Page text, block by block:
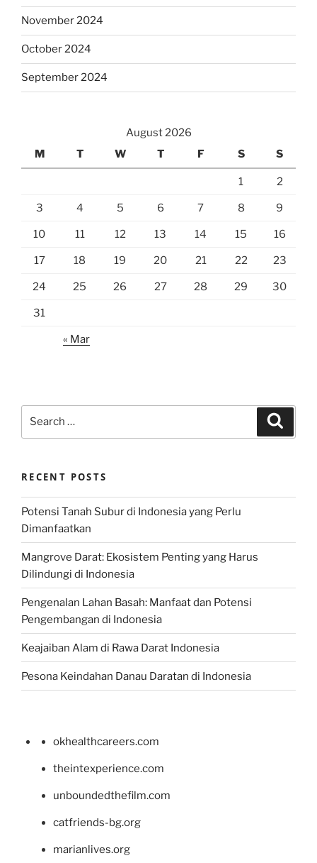
November 2024
October 2024
September 2024
August 2026
M
T W T F S S
1 2
3 4 5 6 7 8 9
10 11 12 13 14 15 16
17 18 19 20 21 22 23
24 25 26 27 28 29 30
31
« Mar
RECENT POSTS
Potensi Tanah Subur di Indonesia yang Perlu
Dimanfaatkan
Mangrove Darat: Ekosistem Penting yang Harus
Dilindungi di Indonesia
Pengenalan Lahan Basah: Manfaat dan Potensi
Pengembangan di Indonesia
Keajaiban Alam di Rawa Darat Indonesia
Pesona Keindahan Danau Daratan di Indonesia
okhealthcareers.com
theintexperience.com
unboundedthefilm.com
catfriends-bg.org
marianlives.org